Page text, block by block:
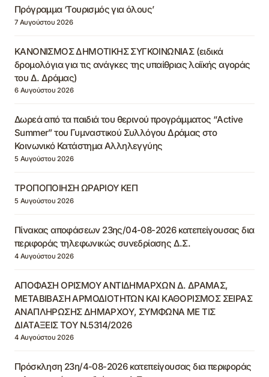
Πρόγραμμα ‘Τουρισμός για όλους’
7 Αυγούστου 2026
ΚΑΝΟΝΙΣΜΟΣ ΔΗΜΟΤΙΚΗΣ ΣΥΓΚΟΙΝΩΝΙΑΣ (ειδικά
δρομολόγια για τις ανάγκες της υπαίθριας λαϊκής αγοράς
του Δ. Δράμας)
6 Αυγούστου 2026
Δωρεά από τα παιδιά του θερινού προγράμματος “Active
Summer” του Γυμναστικού Συλλόγου Δράμας στο
Κοινωνικό Κατάστημα Αλληλεγγύης
5 Αυγούστου 2026
ΤΡΟΠΟΠΟΙΗΣΗ ΩΡΑΡΙΟΥ ΚΕΠ
5 Αυγούστου 2026
Πίνακας αποφάσεων 23ης/04-08-2026 κατεπείγουσας δια
περιφοράς τηλεφωνικώς συνεδρίασης Δ.Σ.
4 Αυγούστου 2026
ΑΠΟΦΑΣΗ ΟΡΙΣΜΟΥ ΑΝΤΙΔΗΜΑΡΧΩΝ Δ. ΔΡΑΜΑΣ,
ΜΕΤΑΒΙΒΑΣΗ ΑΡΜΟΔΙΟΤΗΤΩΝ ΚΑΙ ΚΑΘΟΡΙΣΜΟΣ ΣΕΙΡΑΣ
ΑΝΑΠΛΗΡΩΣΗΣ ΔΗΜΑΡΧΟΥ, ΣΥΜΦΩΝΑ ΜΕ ΤΙΣ
ΔΙΑΤΑΞΕΙΣ ΤΟΥ Ν.5314/2026
4 Αυγούστου 2026
Πρόσκληση 23η/4-08-2026 κατεπείγουσας δια περιφοράς